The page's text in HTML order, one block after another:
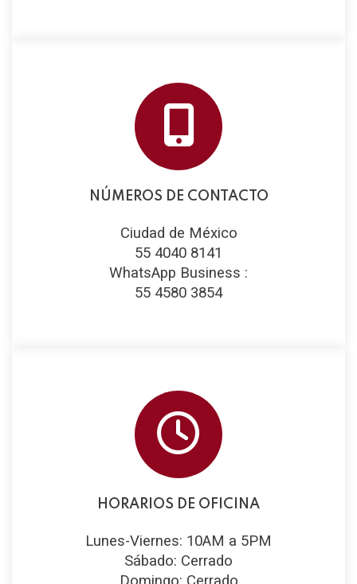
NÚMEROS DE CONTACTO
Ciudad de México
55 4040 8141
WhatsApp Business :
55 4580 3854
HORARIOS DE OFICINA
Lunes-Viernes: 10AM a 5PM
Sábado: Cerrado